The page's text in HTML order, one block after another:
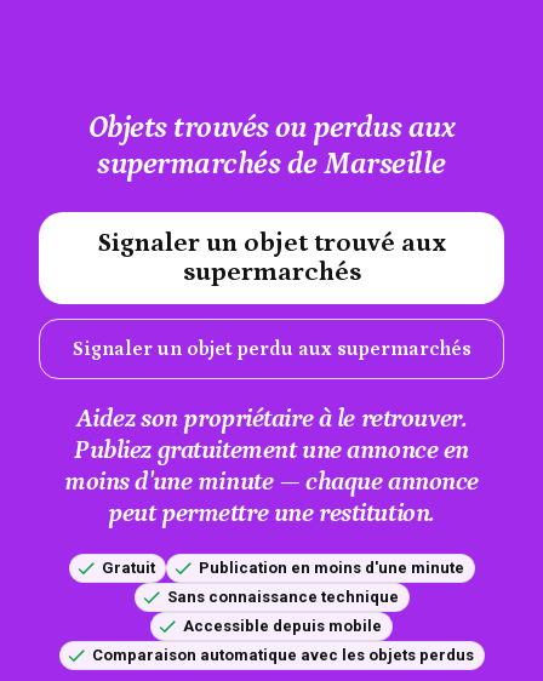
Objets trouvés ou perdus aux
supermarchés de Marseille
Signaler un objet trouvé aux
supermarchés
Signaler un objet perdu aux supermarchés
#A12AEB
Aidez son propriétaire à le retrouver.
Publiez gratuitement une annonce en
moins d'une minute — chaque annonce
peut permettre une restitution.
Gratuit
Publication en moins d'une minute
Sans connaissance technique
Accessible depuis mobile
Comparaison automatique avec les objets perdus